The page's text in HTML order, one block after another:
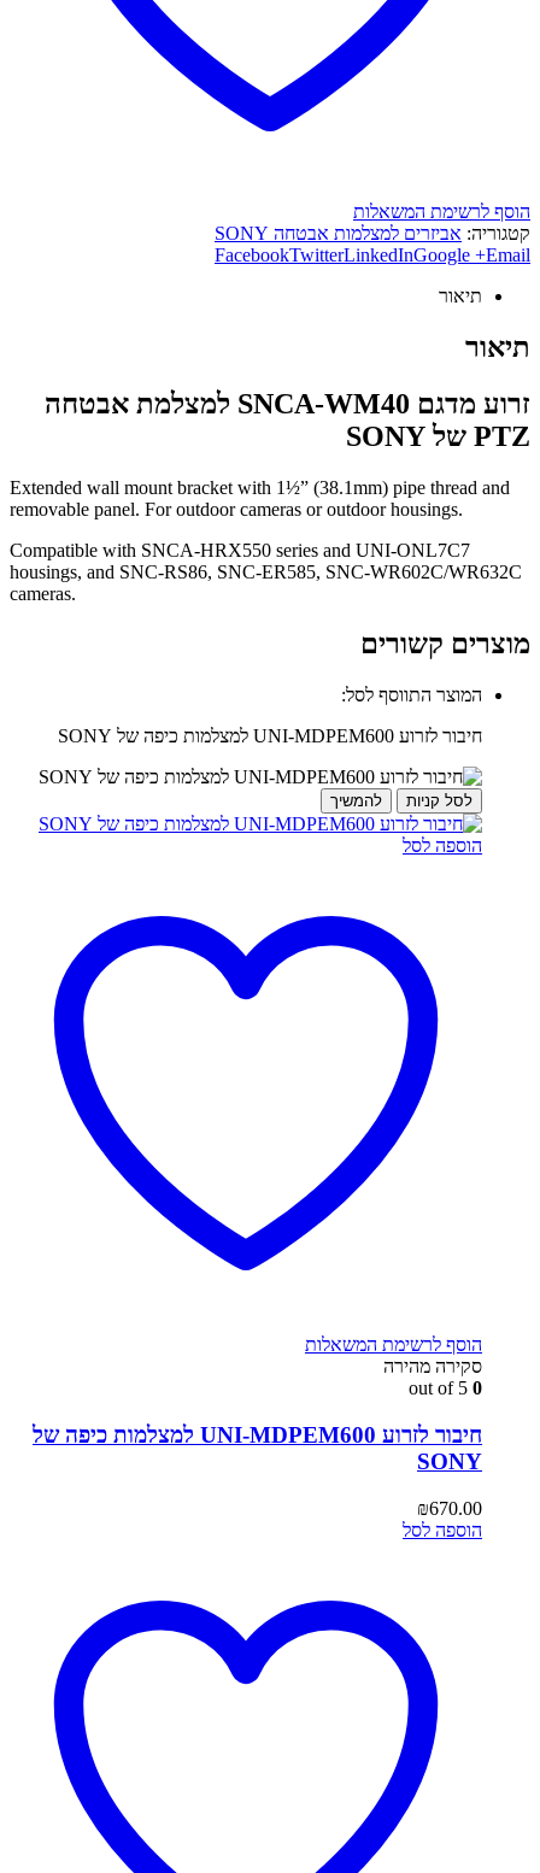
הוסף לרשימת המשאלות
קטגוריה: אביזרים למצלמות אבטחה SONY
FacebookTwitterLinkedInGoogle +Email
תיאור
תיאור
זרוע מדגם SNCA-WM40 למצלמת אבטחה
PTZ של SONY
Extended wall mount bracket with 1½” (38.1mm) pipe thread and
removable panel. For outdoor cameras or outdoor housings.
Compatible with SNCA-HRX550 series and UNI-ONL7C7
housings, and SNC-RS86, SNC-ER585, SNC-WR602C/WR632C
cameras.
מוצרים קשורים
המוצר התווסף לסל:
חיבור לזרוע UNI-MDPEM600 למצלמות כיפה של SONY
לסל קניות להמשיך
הוספה לסל
הוסף לרשימת המשאלות
סקירה מהירה
0
חיבור לזרוע UNI-MDPEM600 למצלמות כיפה של
SONY
₪670.00
הוספה לסל